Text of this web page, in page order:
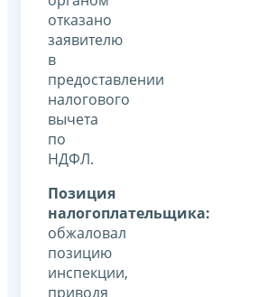
отказано
заявителю
в
предоставлении
налогового
вычета
по
НДФЛ.
Позиция
налогоплательщика:
обжаловал
позицию
инспекции,
приводя